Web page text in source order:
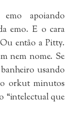
apoiando
emo. E o cara
então a Pitty.
nem nome. Se
usando
orkut minutos
“intelectual que